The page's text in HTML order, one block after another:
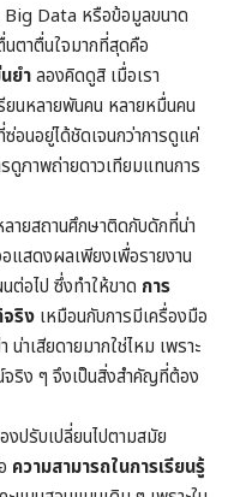
Data หรือข้อมูลขนาด
ตาตื่นใจมากที่สุดคือ
ยำลองคิดดูสิ เมื่อเรา
ยนหลายพันคน หลายหมื่นคน
อนอยู่ได้ชัดเจนกว่าการดูแค่
ดูภาพถ่ายดาวเทียมแทนการ
ายสถานศึกษาติดกับดักที่น่า
แสดงผลเพียงเพื่อรายงาน
ต่อไป ซึ่งทำให้ขาด การ
ริง เหมือนกับการมีเครื่องมือ
าเสียดายมากใช่ไหม เพราะ
จริง ๆ จึงเป็นสิ่งสำคัญที่ต้อง
ปรับเปลี่ยนไปตามสมัย
ความสามารถในการเรียนรู้